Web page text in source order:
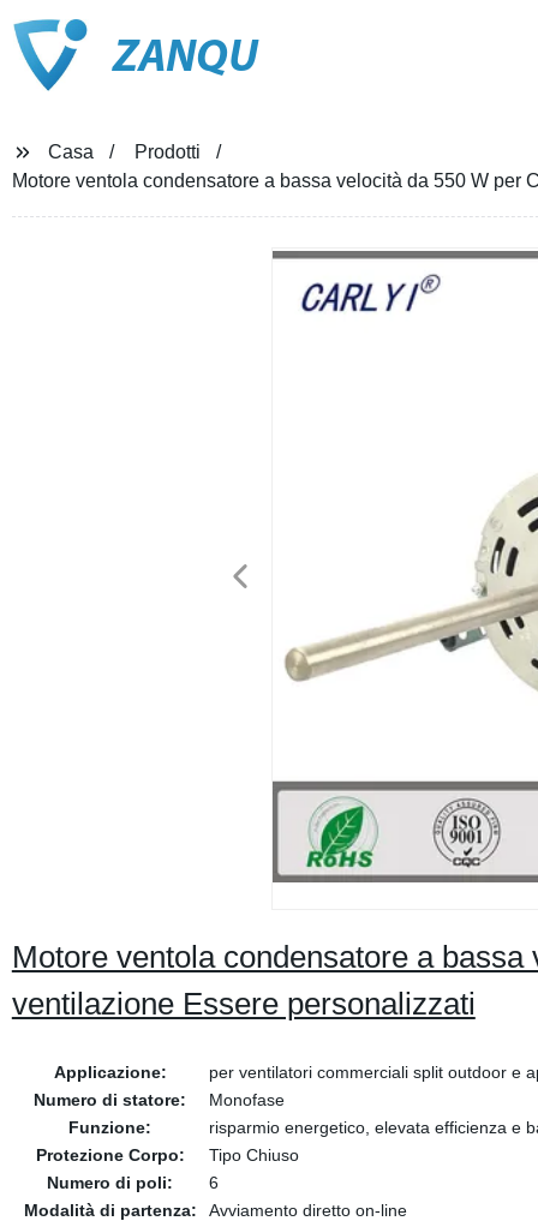
ZANQU
Casa
Prodotti
Motore ventola condensatore a bassa velocità da 550 W
Motore ventola condensatore a
ventilazione Essere personalizzati
Applicazione:
per ventilatori commerciali split outdoor e
Numero di statore:
Monofase
Funzione:
risparmio energetico, elevata efficienza e
Protezione Corpo:
Tipo Chiuso
Numero di poli:
6
Modalità di partenza:
Avviamento diretto on-line